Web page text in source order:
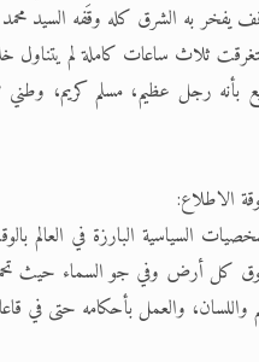
يفخر به الشرق كله وقَفه السيد
ثلاث ساعات كاملة لم يتناول
بأنه رجل عظيم، مسلم كريم،
الاطلاع:
البارزة في العالم
كل أرض وفي جو السماء حيث
واللسان، والعمل بأحكامه حتى في